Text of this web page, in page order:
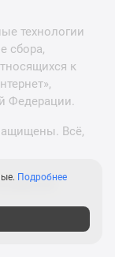
технологии
сбора,
к
Федерации.
Всё,
Подробнее